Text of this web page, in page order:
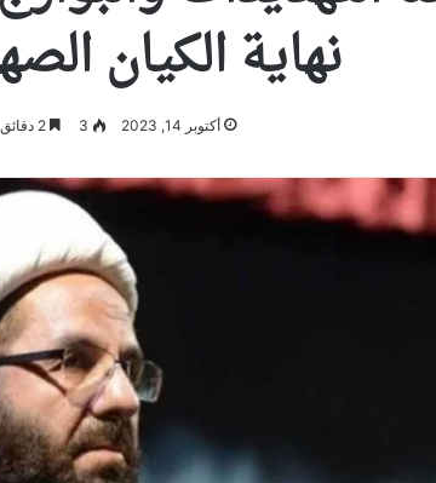
نهاية الكيان
أكتوبر 14, 2023 3 2 دقائق